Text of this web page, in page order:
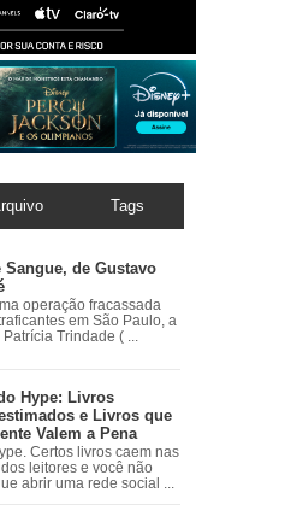
Tags
Sangue, de Gustavo
operação fracassada
em São Paulo, a
Trindade ( ...
Hype: Livros
e Livros que
Valem a Pena
Certos livros caem nas
leitores e você não
abrir uma rede social ...